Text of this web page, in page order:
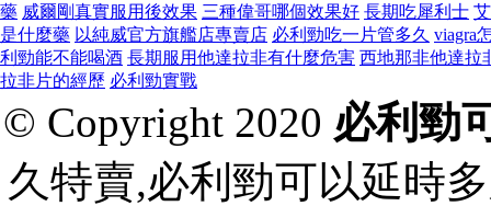
藥 威爾剛真實服用後效果 三種偉哥哪個效果好 長期吃犀利士
是什麼藥 以純威官方旗艦店專賣店 必利勁吃一片管多久 viagra
利勁能不能喝酒 長期服用他達拉非有什麼危害 西地那非他達拉
拉非片的經歷 必利勁實戰
© Copyright 2020 必利勁
久特賣,必利勁可以延時